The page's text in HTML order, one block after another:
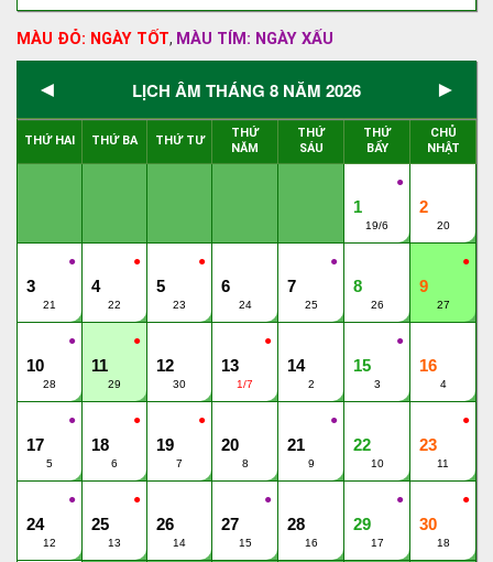
MÀU ĐỎ: NGÀY TỐT, MÀU TÍM: NGÀY XẤU
◄ LỊCH ÂM THÁNG 8 NĂM 2026 ►
THỨ HAI THỨ BA THỨ TƯ
THỨ
NĂM
THỨ
SÁU
THỨ
BẨY
CHỦ
NHẬT
●
1
19/6
2
20
●
3
21
●
4
22
●
5
23
6
24
●
7
25
8
26
●
9
27
●
10
28
●
11
29
12
30
●
13
1/7
14
2
●
15
3
16
4
●
17
5
●
18
6
●
19
7
20
8
●
21
9
22
10
●
23
11
●
24
12
●
25
13
26
14
●
27
15
28
16
●
29
17
●
30
18